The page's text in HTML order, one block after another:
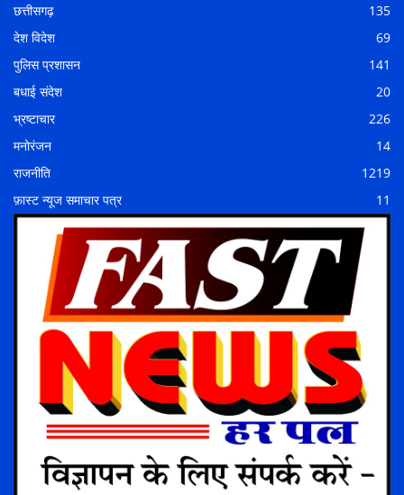
छत्तीसगढ़
135
देश विदेश
69
पुलिस प्रशासन
141
बधाई संदेश
20
भ्रष्टाचार
226
मनोरंजन
14
राजनीति
1219
फ़ास्ट न्यूज समाचार पत्र
11